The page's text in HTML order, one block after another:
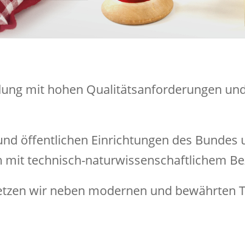
mit hohen Qualitätsanforderungen
öffentlichen Einrichtungen des
technisch-naturwissenschaftlichem
wir neben mo­der­nen und